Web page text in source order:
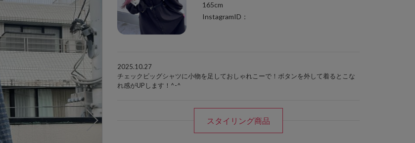
165cm
InstagramID：
2025.10.27
チェックビッグシャツに小物を足しておしゃれこーで！ボタンを外して着るとこな
れ感がUPします！^-^
スタイリング商品